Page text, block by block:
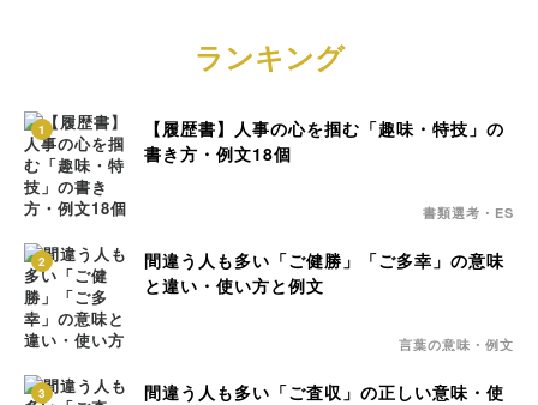
ランキング
1
【履歴書】人事の心を掴む「趣味・特技」の
書き方・例文18個
書類選考・ES
2
間違う人も多い「ご健勝」「ご多幸」の意味
と違い・使い方と例文
言葉の意味・例文
3
間違う人も多い「ご査収」の正しい意味・使